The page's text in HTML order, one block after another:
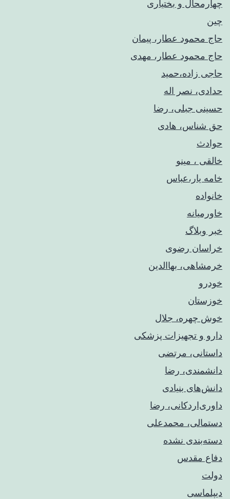
چهارمحال و بختیاری
چین
حاج محمود عطار، پیمان
حاج محمود عطار، مهدی
حاجی زاده،حمید
حدادی، نصر اله
حسینی جبلی، رضا
حق شناس، هادی
حوادث
خالقی ، مینو
خامه یار،عباس
خانواده
خاورمیانه
خبر وبلاگ
خراسان رضوی
خرمشاهی، بهاالدین
خودرو
خوزستان
خوش چهره، جلال
دارو و تجهیزات پزشکی
داستانی، مرتضی
دانشمندی، رضا
دانش‌های بنیادی
داوری‌اردکانی، رضا
دستمالی، محمدعلی
دسته‌بندی نشده
دفاع مقدس
دولت
دیپلماسی